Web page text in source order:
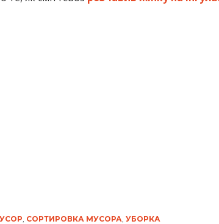
СОРТИРОВКА МУСОРА УБОРКА